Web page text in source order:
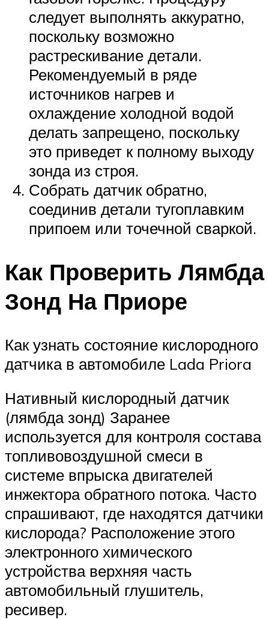
следует выполнять аккуратно,
поскольку возможно
растрескивание детали.
Рекомендуемый в ряде
источников нагрев и
охлаждение холодной водой
делать запрещено, поскольку
это приведет к полному выходу
зонда из строя.
Собрать датчик обратно,
соединив детали тугоплавким
припоем или точечной сваркой.
Как Проверить Лямбда
Зонд На Приоре
Как узнать состояние кислородного
датчика в автомобиле Lada Priora
Нативный кислородный датчик
(лямбда зонд) Заранее
используется для контроля состава
топливовоздушной смеси в
системе впрыска двигателей
инжектора обратного потока. Часто
спрашивают, где находятся датчики
кислорода? Расположение этого
электронного химического
устройства верхняя часть
автомобильный глушитель,
ресивер.